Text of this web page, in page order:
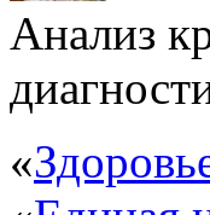
Анализ
«